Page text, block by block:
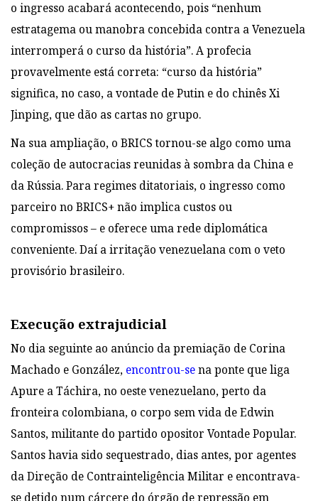
o ingresso acabará acontecendo, pois “nenhum
estratagema ou manobra concebida contra a Venezuela
interromperá o curso da história”. A profecia
provavelmente está correta: “curso da história”
significa, no caso, a vontade de Putin e do chinês Xi
Jinping, que dão as cartas no grupo.
Na sua ampliação, o BRICS tornou-se algo como uma
coleção de autocracias reunidas à sombra da China e
da Rússia. Para regimes ditatoriais, o ingresso como
parceiro no BRICS+ não implica custos ou
compromissos – e oferece uma rede diplomática
conveniente. Daí a irritação venezuelana com o veto
provisório brasileiro.
Execução extrajudicial
No dia seguinte ao anúncio da premiação de Corina
Machado e González, encontrou-sena ponte que liga
Apure a Táchira, no oeste venezuelano, perto da
fronteira colombiana, o corpo sem vida de Edwin
Santos, militante do partido opositor Vontade Popular.
Santos havia sido sequestrado, dias antes, por agentes
da Direção de Contrainteligência Militar e encontrava-
se detido num cárcere do órgão de repressão em